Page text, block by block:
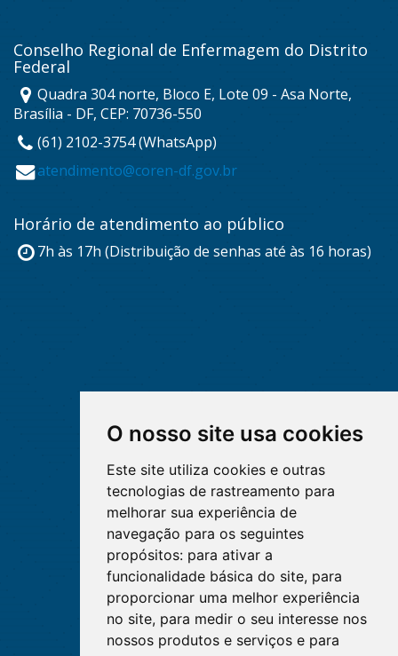
O nosso site usa cookies
Este site utiliza cookies e outras
tecnologias de rastreamento para
melhorar sua experiência de
navegação para os seguintes
propósitos: para ativar a
funcionalidade básica do site, para
proporcionar uma melhor experiência
no site, para medir o seu interesse nos
nossos produtos e serviços e para
Conselho Regional de Enfermagem do Distrito
Federal
Quadra 304 norte, Bloco E, Lote 09 - Asa Norte,
Brasília - DF, CEP: 70736-550
(61) 2102-3754 (WhatsApp)
atendimento@coren-df.gov.br
Horário de atendimento ao público
7h às 17h (Distribuição de senhas até às 16 horas)